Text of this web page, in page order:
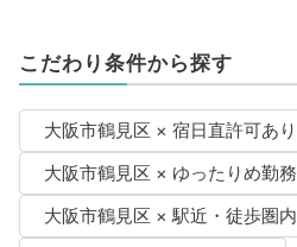
こだわり条件から探す
大阪市鶴見区 × 宿日直許可あり
大阪市鶴見区 × ゆったりめ勤務
大阪市鶴見区 × 駅近・徒歩圏内